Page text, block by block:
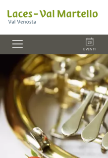
EVENTI